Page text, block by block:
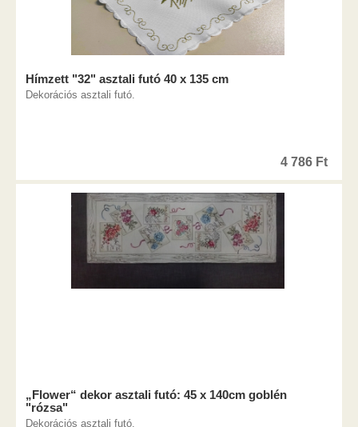
Hímzett "32" asztali futó 40 x 135 cm
Dekorációs asztali futó.
4 786 Ft
„Flower“ dekor asztali futó: 45 x 140cm goblén
"rózsa"
Dekorációs asztali futó.